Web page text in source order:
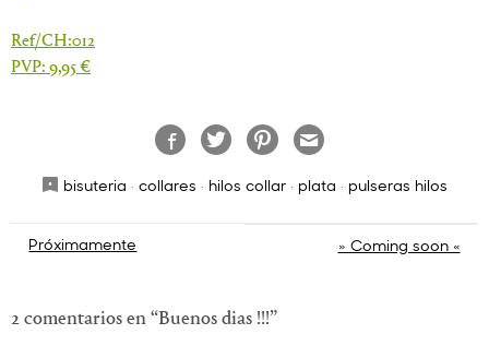
Ref/CH:012
PVP: 9,95 €
bisuteria · collares · hilos collar · plata · pulseras hilos
Navegación
entradas
Próximamente » Coming soon «
2 comentarios en “Buenos dias !!!”